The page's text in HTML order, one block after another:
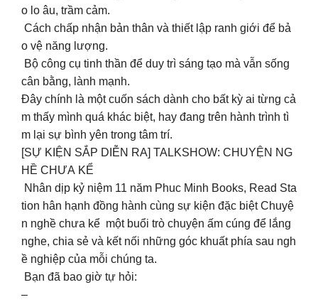
o lo âu, trầm cảm.
Cách chấp nhận bản thân và thiết lập ranh giới để bả
o vệ năng lượng.
Bộ công cụ tinh thần để duy trì sáng tạo mà vẫn sống
cân bằng, lành mạnh.
Đây chính là một cuốn sách dành cho bất kỳ ai từng cả
m thấy mình quá khác biệt, hay đang trên hành trình tì
m lại sự bình yên trong tâm trí.
[SỰ KIỆN SẮP DIỄN RA] TALKSHOW: CHUYỆN NG
HỀ CHƯA KỂ
Nhân dịp kỷ niệm 11 năm Phuc Minh Books, Read Sta
tion hân hạnh đồng hành cùng sự kiện đặc biệt Chuyệ
n nghề chưa kể một buổi trò chuyện ấm cúng để lắng
nghe, chia sẻ và kết nối những góc khuất phía sau ngh
ề nghiệp của mỗi chúng ta.
Bạn đã bao giờ tự hỏi:
–